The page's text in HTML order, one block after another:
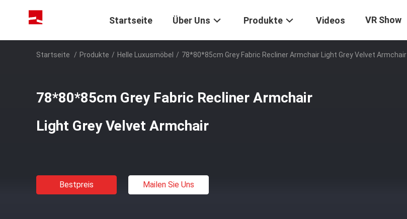
Startseite Über Uns Produkte Videos VR Show
Startseite / Produkte / Helle Luxusmöbel / 78*80*85cm Grey Fabric Recliner Armchair Light Grey Velvet Armchair
78*80*85cm Grey Fabric Recliner Armchair
Light Grey Velvet Armchair
Bestpreis Mailen Sie Uns